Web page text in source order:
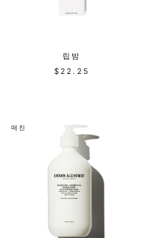
립밤
$22.25
매진